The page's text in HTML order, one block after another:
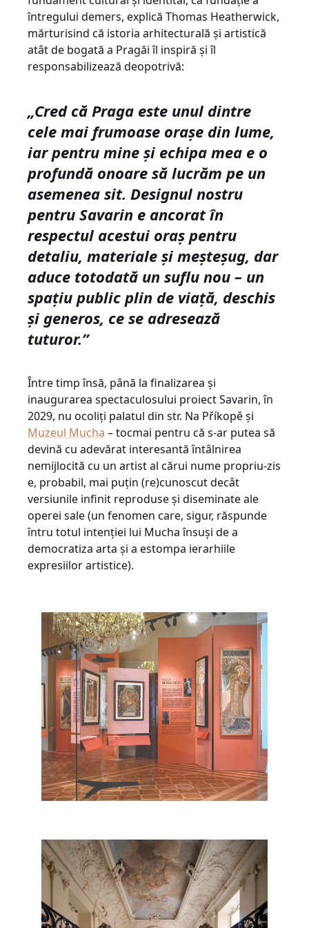
întregului demers, explică Thomas Heatherwick,
mărturisind că istoria arhitecturală și artistică
atât de bogată a Pragăi îl inspiră și îl
responsabilizează deopotrivă:
„Cred că Praga este unul dintre
cele mai frumoase orașe din lume,
iar pentru mine și echipa mea e o
profundă onoare să lucrăm pe un
asemenea sit. Designul nostru
pentru Savarin e ancorat în
respectul acestui oraș pentru
detaliu, materiale și meșteșug, dar
aduce totodată un suflu nou – un
spațiu public plin de viață, deschis
și generos, ce se adresează
tuturor.”
Între timp însă, până la finalizarea și
inaugurarea spectaculosului proiect Savarin, în
2029, nu ocoliți palatul din str. Na Příkopě și
Muzeul Mucha – tocmai pentru că s-ar putea să
devină cu adevărat interesantă întâlnirea
nemijlocită cu un artist al cărui nume propriu-zis
e, probabil, mai puțin (re)cunoscut decât
versiunile infinit reproduse și diseminate ale
operei sale (un fenomen care, sigur, răspunde
întru totul intenției lui Mucha însuși de a
democratiza arta și a estompa ierarhiile
expresiilor artistice).